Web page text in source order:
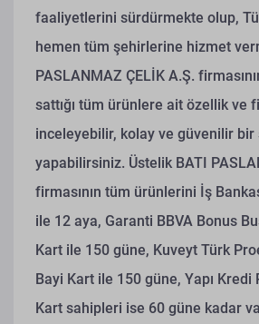
faaliyetlerini sürdürmekte olup,
hemen tüm şehirlerine hizmet
PASLANMAZ ÇELİK A.Ş.
sattığı tüm ürünlere ait özellik ve
inceleyebilir, kolay ve güvenilir bir
yapabilirsiniz. Üstelik BATI
firmasının tüm ürünlerini İş
ile 12 aya, Garanti BBVA Bonus
Kart ile 150 güne, Kuveyt Türk
Bayi Kart ile 150 güne, Yapı
Kart sahipleri ise 60 güne kadar